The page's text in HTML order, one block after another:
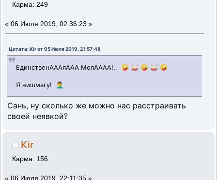
Карма: 249
« 06 Июля 2019, 02:36:23 »
Цитата: Kir от 05 Июля 2019, 21:57:48
ЕдинственАААяААА МояАААА!.. 🤪 🥁 🤪 🥁 🤪
Я нишмагу! 🤦‍♂️
Сань, ну сколько же можно нас расстраивать
своей неявкой?
Kir
Карма: 156
« 06 Июля 2019, 22:11:35 »